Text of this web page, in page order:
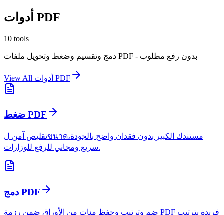
أدوات PDF
10 tools
دمج وتقسيم وضغط وتحويل ملفات PDF - بدون رفع مطلوب
View All أدوات PDF
ضغط PDF
تقليص آمن لขนาดمستندك الكبير بدون فقدان واضح بالجودة،
سريع ومجاني للرفع للوزارات.
دمج PDF
ضم وترتيب وحفظ مئات من الأوراق ضمن رزمة PDF فريدة بترتيب